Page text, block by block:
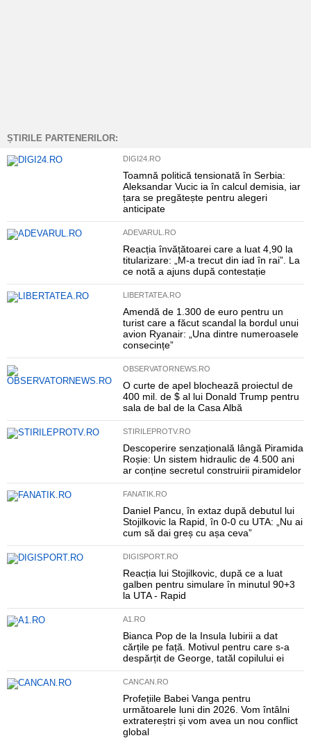
ȘTIRILE PARTENERILOR:
DIGI24.RO
Toamnă politică tensionată în Serbia:
Aleksandar Vucic ia în calcul demisia, iar
țara se pregătește pentru alegeri
anticipate
ADEVARUL.RO
Reacția învățătoarei care a luat 4,90 la
titularizare: „M-a trecut din iad în rai”. La
ce notă a ajuns după contestație
LIBERTATEA.RO
Amendă de 1.300 de euro pentru un
turist care a făcut scandal la bordul unui
avion Ryanair: „Una dintre numeroasele
consecințe”
OBSERVATORNEWS.RO
O curte de apel blochează proiectul de
400 mil. de $ al lui Donald Trump pentru
sala de bal de la Casa Albă
STIRILEPROTV.RO
Descoperire senzațională lângă Piramida
Roșie: Un sistem hidraulic de 4.500 ani
ar conține secretul construirii piramidelor
FANATIK.RO
Daniel Pancu, în extaz după debutul lui
Stojilkovic la Rapid, în 0-0 cu UTA: „Nu ai
cum să dai greș cu așa ceva”
DIGISPORT.RO
Reacția lui Stojilkovic, după ce a luat
galben pentru simulare în minutul 90+3
la UTA - Rapid
A1.RO
Bianca Pop de la Insula Iubirii a dat
cărțile pe față. Motivul pentru care s-a
despărțit de George, tatăl copilului ei
CANCAN.RO
Profețiile Babei Vanga pentru
următoarele luni din 2026. Vom întâlni
extratereștri și vom avea un nou conflict
global